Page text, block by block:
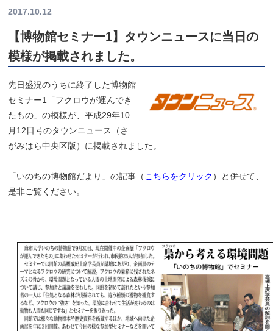
2017.10.12
【博物館セミナー1】タウンニュースに当日の
模様が掲載されました。
先日盛況のうちに終了した博物館
セミナー1「フクロウが運んでき
たもの」の模様が、平成29年10
月12日号のタウンニュース（さ
がみはら中央区版）に掲載されました。
「いのちの博物館だより」の記事（こちらをクリック ）と併せて、
是非ご覧ください。